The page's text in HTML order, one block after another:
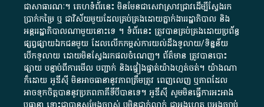
ជា​សាធារណៈ​។​ គេហទំព័រ​នេះ​ មិនមែន​ជា​សេវា​ស្រាវជ្រាវ​ដើម្បី​ស្វែងរក
ប្រាក់​កម្រៃ​ ឬ​ ជា​វិស័យ​មួយ​ដែល​គ្រប់គ្រង​ដោយ​ភ្នាក់ងារ​រដ្ឋាភិបាល​ និង ​
អន្តររដ្ឋាភិបាល​ណាមួយ​នោះ​ទេ ​។​ ទំព័រ​នេះ​ ត្រូវ​បាន​គ្រប់គ្រង​ដោយ​ប្រព័ន្ធ​
ផ្សព្វផ្សាយ​ឯកជន​មួយ​ ដែល​លើកកម្ពស់​ការ​យល់​ដឹង​ទូលាយ​/​ទិន្នន័យ​
បើក​ទូលាយ​ ដោយ​មិនស្វែង​រក​ផល​ចំណេញ​។​ ព័ត៌មាន​ ត្រូវ​បាន​បោះ
ផ្សាយ​ បន្ទាប់​ពី​ការ​មើល​ បញ្ជាក់​ និង​ផ្ទៀងផ្ទាត់​យ៉ាង​ហ្មត់ចត់​។​ យ៉ាងណា​
ក៏​ដោយ​ អូ​ឌី​ស៊ី​ មិន​អាច​ធានា​នូវ​ភាព​ត្រឹមត្រូវ​ ពេញលេញ​ ឬ​ភាព​ដែល​
អាច​ទុកចិត្ត​បាននូវ​ប្រភព​ភាគី​ទី​បី​បាន​ទេ​។​ អូ​ឌី​ស៊ី​ សូម​មិន​ធ្វើការ​អះអាង​